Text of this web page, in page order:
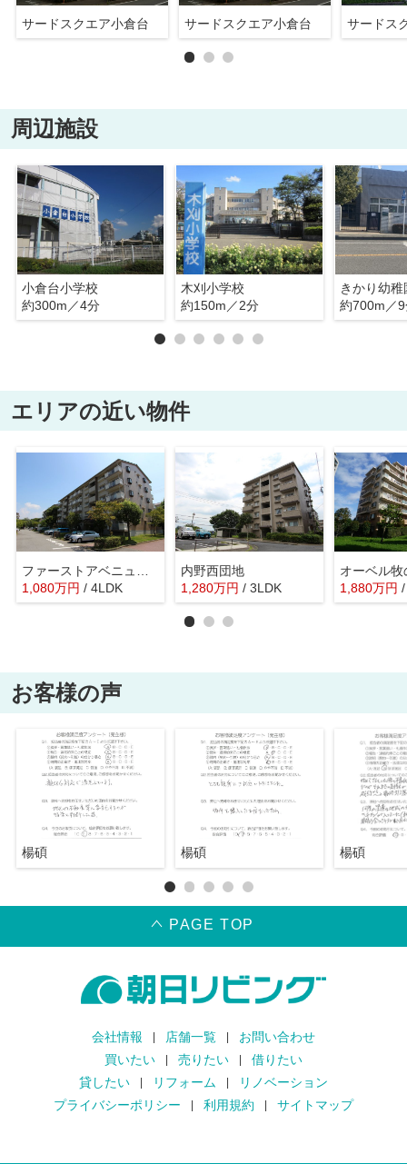
サードスクエア小倉台 サードスクエア小倉台 サードス
周辺施設
小倉台小学校
約300m／4分
木刈小学校
約150m／2分
きかり幼稚
約700m／
エリアの近い物件
1,080万円 / 4LDK
内野西団地
1,280万円 / 3LDK
オーベル牧
1,880万円
お客様の声
楊碩 楊碩 楊碩
PAGE TOP
会社情報 店舗一覧
お問い合わせ
買いたい
売りたい
借りたい
貸したい
リフォーム
リノベーション
プライバシーポリシー
利用規約 サイトマップ